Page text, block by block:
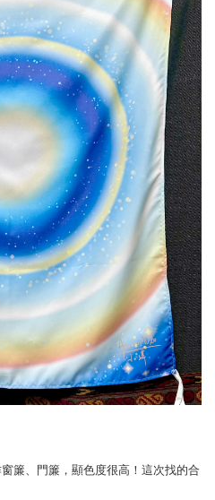
簾、門簾，顯色度很高！這次找的合